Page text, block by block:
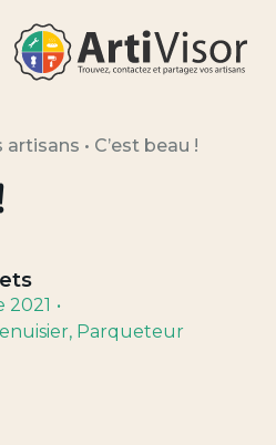
artisans • C’est beau !
2021
, Parqueteur